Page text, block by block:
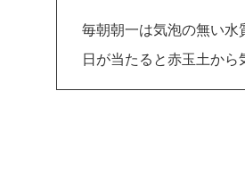
毎朝朝一は気泡の無い
日が当たると赤玉土か